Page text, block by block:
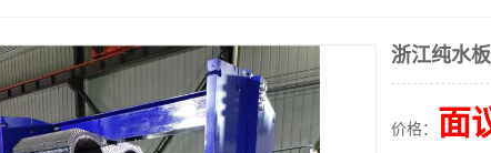
浙江纯水
价格： 面